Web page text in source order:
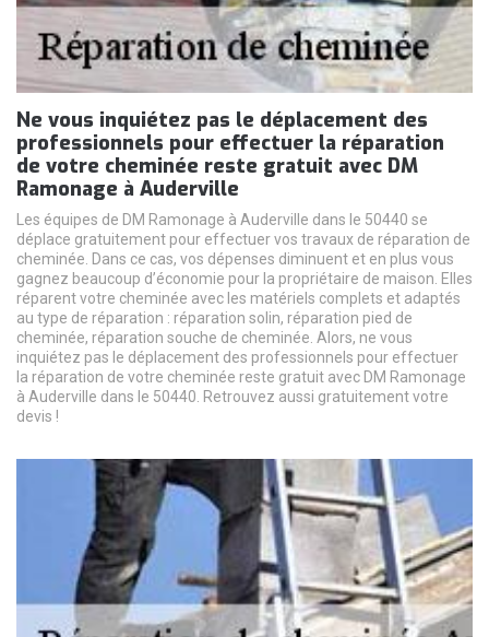
Ne vous inquiétez pas le déplacement des
professionnels pour effectuer la réparation
de votre cheminée reste gratuit avec DM
Ramonage à Auderville
Les équipes de DM Ramonage à Auderville dans le 50440 se
déplace gratuitement pour effectuer vos travaux de réparation de
cheminée. Dans ce cas, vos dépenses diminuent et en plus vous
gagnez beaucoup d’économie pour la propriétaire de maison. Elles
réparent votre cheminée avec les matériels complets et adaptés
au type de réparation : réparation solin, réparation pied de
cheminée, réparation souche de cheminée. Alors, ne vous
inquiétez pas le déplacement des professionnels pour effectuer
la réparation de votre cheminée reste gratuit avec DM Ramonage
à Auderville dans le 50440. Retrouvez aussi gratuitement votre
devis !